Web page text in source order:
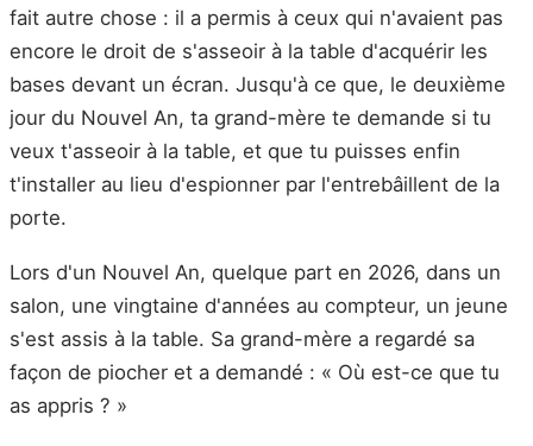
fait autre chose : il a permis à ceux qui n'avaient pas
encore le droit de s'asseoir à la table d'acquérir les
bases devant un écran. Jusqu'à ce que, le deuxième
jour du Nouvel An, ta grand-mère te demande si tu
veux t'asseoir à la table, et que tu puisses enfin
t'installer au lieu d'espionner par l'entrebâillent de la
porte.
Lors d'un Nouvel An, quelque part en 2026, dans un
salon, une vingtaine d'années au compteur, un jeune
s'est assis à la table. Sa grand-mère a regardé sa
façon de piocher et a demandé : « Où est-ce que tu
as appris ? »